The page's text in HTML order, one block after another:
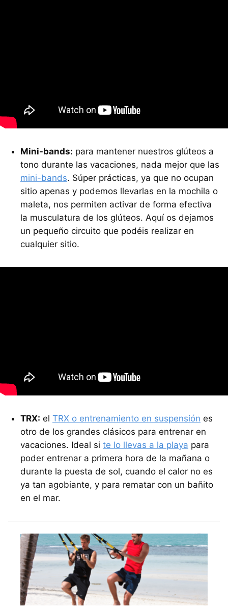
Mini-bands: para mantener nuestros glúteos a
tono durante las vacaciones, nada mejor que las
mini-bands. Súper prácticas, ya que no ocupan
sitio apenas y podemos llevarlas en la mochila o
maleta, nos permiten activar de forma efectiva
la musculatura de los glúteos. Aquí os dejamos
un pequeño circuito que podéis realizar en
cualquier sitio.
TRX: el TRX o entrenamiento en suspensión es
otro de los grandes clásicos para entrenar en
vacaciones. Ideal si te lo llevas a la playa para
poder entrenar a primera hora de la mañana o
durante la puesta de sol, cuando el calor no es
ya tan agobiante, y para rematar con un bañito
en el mar.